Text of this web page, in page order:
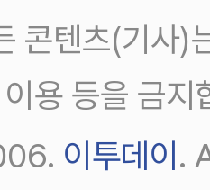
콘텐츠(기사)
용 등을 금지
이투데이.